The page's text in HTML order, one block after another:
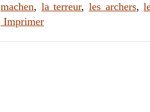
machen, la terreur, les archers,
Imprimer